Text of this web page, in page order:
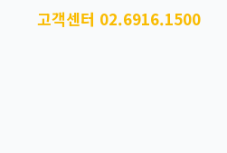
고객센터 02.6916.1500